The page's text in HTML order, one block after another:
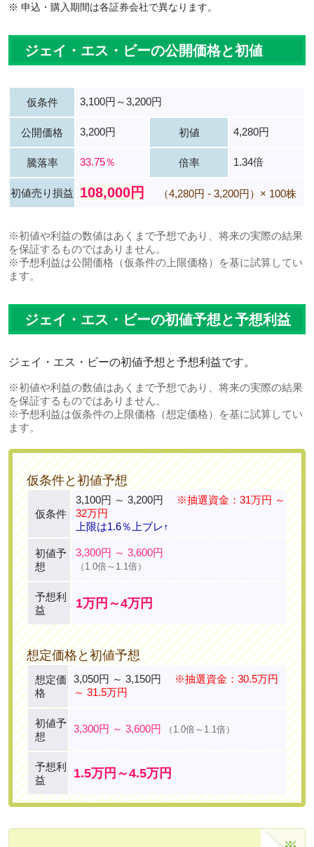
※ 申込・購入期間は各証券会社で異なります。
ジェイ・エス・ビーの公開価格と初値
仮条件 3,100円～3,200円
公開価格 3,200円 初値 4,280円
騰落率 33.75％ 倍率 1.34倍
初値売り損益 108,000円 （4,280円 - 3,200円）× 100株
※初値や利益の数値はあくまで予想であり、将来の実際の結果
を保証するものではありません。
※予想利益は公開価格（仮条件の上限価格）を基に試算してい
ます。
ジェイ・エス・ビーの初値予想と予想利益
ジェイ・エス・ビーの初値予想と予想利益です。
※初値や利益の数値はあくまで予想であり、将来の実際の結果
を保証するものではありません。
※予想利益は仮条件の上限価格（想定価格）を基に試算してい
ます。
仮条件と初値予想
仮条件
3,100円 ～ 3,200円
※抽選資金：31万円 ～
32万円
上限は1.6％上ブレ↑
初値予
想
3,300円 ～ 3,600円
（1.0倍～1.1倍）
予想利
益
1万円～4万円
想定価格と初値予想
想定価
格
3,050円 ～ 3,150円
※抽選資金：30.5万円
～ 31.5万円
初値予
想
3,300円 ～ 3,600円 （1.0倍～1.1倍）
予想利
益
1.5万円～4.5万円